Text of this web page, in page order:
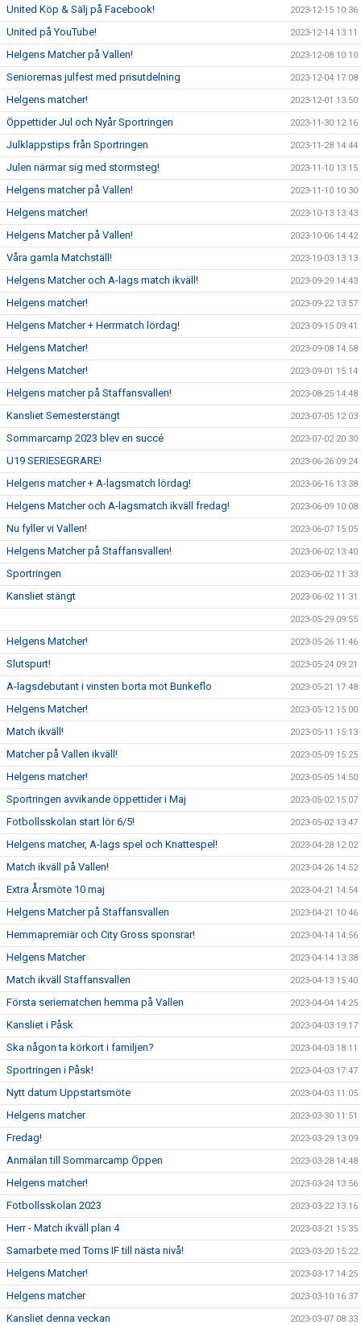
United Köp & Sälj på Facebook! 2023-12-15 10:36
United på YouTube! 2023-12-14 13:11
Helgens Matcher på Vallen! 2023-12-08 10:10
Seniorernas julfest med prisutdelning 2023-12-04 17:08
Helgens matcher! 2023-12-01 13:50
Öppettider Jul och Nyår Sportringen 2023-11-30 12:16
Julklappstips från Sportringen 2023-11-28 14:44
Julen närmar sig med stormsteg! 2023-11-10 13:15
Helgens matcher på Vallen! 2023-11-10 10:30
Helgens matcher! 2023-10-13 13:43
Helgens Matcher på Vallen! 2023-10-06 14:42
Våra gamla Matchställ! 2023-10-03 13:13
Helgens Matcher och A-lags match ikväll! 2023-09-29 14:43
Helgens matcher! 2023-09-22 13:57
Helgens Matcher + Herrmatch lördag! 2023-09-15 09:41
Helgens Matcher! 2023-09-08 14:58
Helgens Matcher! 2023-09-01 15:14
Helgens matcher på Staffansvallen! 2023-08-25 14:48
Kansliet Semesterstängt 2023-07-05 12:03
Sommarcamp 2023 blev en succé 2023-07-02 20:30
U19 SERIESEGRARE! 2023-06-26 09:24
Helgens matcher + A-lagsmatch lördag! 2023-06-16 13:38
Helgens Matcher och A-lagsmatch ikväll fredag! 2023-06-09 10:08
Nu fyller vi Vallen! 2023-06-07 15:05
Helgens Matcher på Staffansvallen! 2023-06-02 13:40
Sportringen 2023-06-02 11:33
Kansliet stängt 2023-06-02 11:31
2023-05-29 09:55
Helgens Matcher! 2023-05-26 11:46
Slutspurt! 2023-05-24 09:21
A-lagsdebutant i vinsten borta mot Bunkeflo 2023-05-21 17:48
Helgens Matcher! 2023-05-12 15:00
Match ikväll! 2023-05-11 15:13
Matcher på Vallen ikväll! 2023-05-09 15:25
Helgens matcher! 2023-05-05 14:50
Sportringen avvikande öppettider i Maj 2023-05-02 15:07
Fotbollsskolan start lör 6/5! 2023-05-02 13:47
Helgens matcher, A-lags spel och Knattespel! 2023-04-28 12:02
Match ikväll på Vallen! 2023-04-26 14:52
Extra Årsmöte 10 maj 2023-04-21 14:54
Helgens Matcher på Staffansvallen 2023-04-21 10:46
Hemmapremiär och City Gross sponsrar! 2023-04-14 14:56
Helgens Matcher 2023-04-14 13:38
Match ikväll Staffansvallen 2023-04-13 15:40
Första seriematchen hemma på Vallen 2023-04-04 14:25
Kansliet i Påsk 2023-04-03 19:17
Ska någon ta körkort i familjen? 2023-04-03 18:11
Sportringen i Påsk! 2023-04-03 17:47
Nytt datum Uppstartsmöte 2023-04-03 11:05
Helgens matcher 2023-03-30 11:51
Fredag! 2023-03-29 13:09
Anmälan till Sommarcamp Öppen 2023-03-28 14:48
Helgens matcher! 2023-03-24 13:56
Fotbollsskolan 2023 2023-03-22 13:16
Herr - Match ikväll plan 4 2023-03-21 15:35
Samarbete med Torns IF till nästa nivå! 2023-03-20 15:22
Helgens Matcher! 2023-03-17 14:25
Helgens matcher 2023-03-10 16:37
Kansliet denna veckan 2023-03-07 08:33